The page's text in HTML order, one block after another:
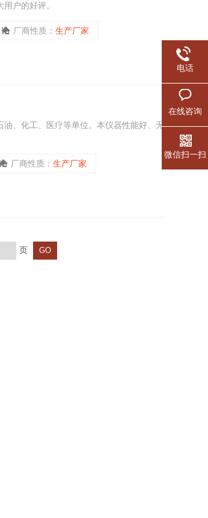
户的好评。
厂商性质：生产厂家
、化工、医疗等单位。本仪器性能好、无
厂商性质：生产厂家
页
电话
在线咨询
微信扫一扫